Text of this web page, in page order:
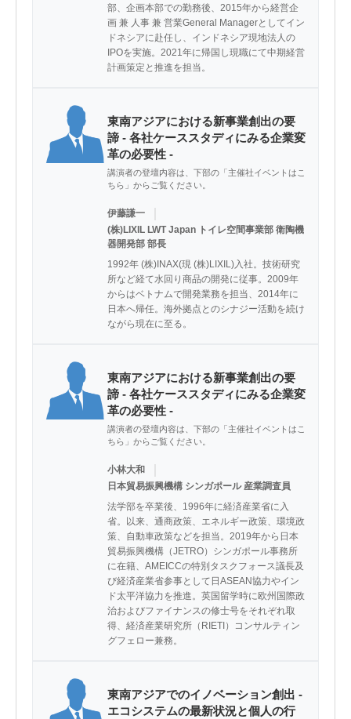
部、企画本部での勤務後、2015年から経営企
画 兼 人事 兼 営業General Managerとしてイン
ドネシアに赴任し、インドネシア現地法人の
IPOを実施。2021年に帰国し現職にて中期経営
計画策定と推進を担当。
東南アジアにおける新事業創出の要
諦 - 各社ケーススタディにみる企業変
革の必要性 -
講演者の登壇内容は、下部の「主催社イベントはこ
ちら」からご覧ください。
伊藤謙一
(株)LIXIL LWT Japan トイレ空間事業部 衛陶機
器開発部 部長
1992年 (株)INAX(現 (株)LIXIL)入社。技術研究
所など経て水回り商品の開発に従事。2009年
からはベトナムで開発業務を担当、2014年に
日本へ帰任。海外拠点とのシナジー活動を続け
ながら現在に至る。
東南アジアにおける新事業創出の要
諦 - 各社ケーススタディにみる企業変
革の必要性 -
講演者の登壇内容は、下部の「主催社イベントはこ
ちら」からご覧ください。
小林大和
日本貿易振興機構 シンガポール 産業調査員
法学部を卒業後、1996年に経済産業省に入
省。以来、通商政策、エネルギー政策、環境政
策、自動車政策などを担当。2019年から日本
貿易振興機構（JETRO）シンガポール事務所
に在籍、AMEICCの特別タスクフォース議長及
び経済産業省参事として日ASEAN協力やイン
ド太平洋協力を推進。英国留学時に欧州国際政
治およびファイナンスの修士号をそれぞれ取
得、経済産業研究所（RIETI）コンサルティン
グフェロー兼務。
東南アジアでのイノベーション創出 -
エコシステムの最新状況と個人の行